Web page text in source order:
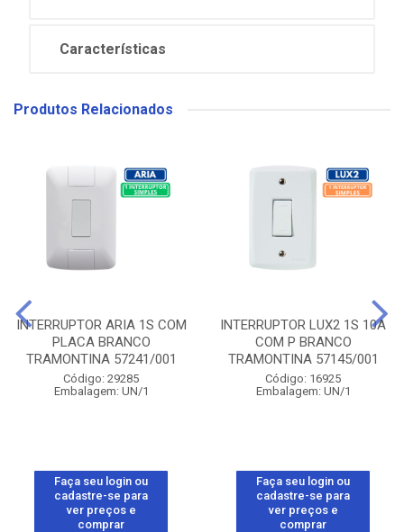
Características
Produtos Relacionados
INTERRUPTOR ARIA 1S COM
PLACA BRANCO
TRAMONTINA 57241/001
Código: 29285
Embalagem: UN/1
Faça seu login ou
cadastre-se para
ver preços e
comprar
INTERRUPTOR LUX2 1S 10A
COM P BRANCO
TRAMONTINA 57145/001
Código: 16925
Embalagem: UN/1
Faça seu login ou
cadastre-se para
ver preços e
comprar